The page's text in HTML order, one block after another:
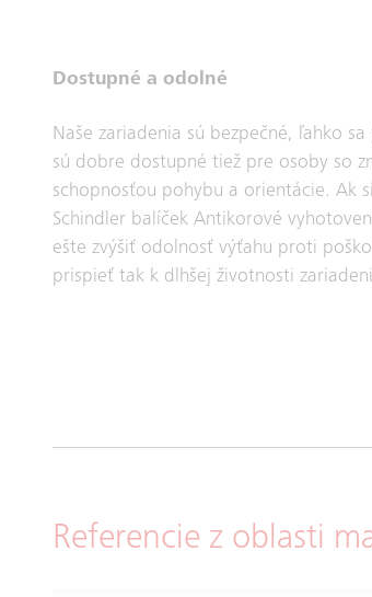
Dostupné a odolné
Naše zariadenia sú bezpečné, ľahko sa
sú dobre dostupné tiež pre osoby so
schopnosťou pohybu a orientácie. Ak
Schindler balíček Antikorové
ešte zvýšiť odolnosť výťahu proti
prispieť tak k dlhšej životnosti
Referencie z oblasti